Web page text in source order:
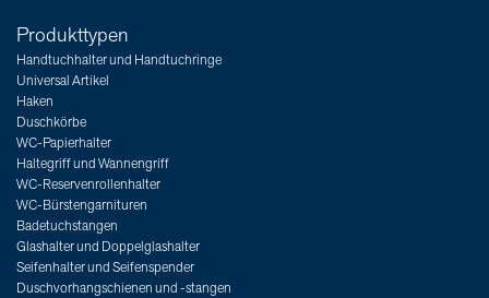
Produkttypen
Handtuchhalter und Handtuchringe
Universal Artikel
Haken
Duschkörbe
WC-Papierhalter
Haltegriff und Wannengriff
WC-Reservenrollenhalter
WC-Bürstengarnituren
Badetuchstangen
Glashalter und Doppelglashalter
Seifenhalter und Seifenspender
Duschvorhangschienen und -stangen